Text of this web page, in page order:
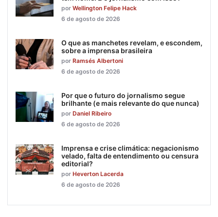
por Wellington Felipe Hack
6 de agosto de 2026
O que as manchetes revelam, e escondem,
sobre a imprensa brasileira
por Ramsés Albertoni
6 de agosto de 2026
Por que o futuro do jornalismo segue
brilhante (e mais relevante do que nunca)
por Daniel Ribeiro
6 de agosto de 2026
Imprensa e crise climática: negacionismo
velado, falta de entendimento ou censura
editorial?
por Heverton Lacerda
6 de agosto de 2026